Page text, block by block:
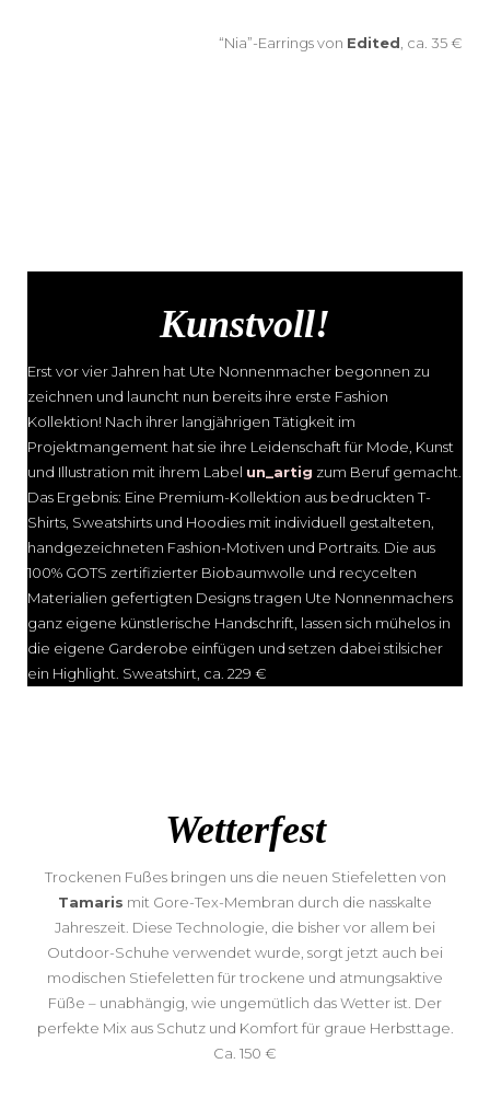
“Nia”-Earrings von Edited, ca. 35 €
Kunstvoll!
Erst vor vier Jahren hat Ute Nonnenmacher begonnen zu
zeichnen und launcht nun bereits ihre erste Fashion
Kollektion! Nach ihrer langjährigen Tätigkeit im
Projektmangement hat sie ihre Leidenschaft für Mode, Kunst
und Illustration mit ihrem Label un_artig zum Beruf gemacht.
Das Ergebnis: Eine Premium-Kollektion aus bedruckten T-
Shirts, Sweatshirts und Hoodies mit individuell gestalteten,
handgezeichneten Fashion-Motiven und Portraits. Die aus
100% GOTS zertifizierter Biobaumwolle und recycelten
Materialien gefertigten Designs tragen Ute Nonnenmachers
ganz eigene künstlerische Handschrift, lassen sich mühelos in
die eigene Garderobe einfügen und setzen dabei stilsicher
ein Highlight. Sweatshirt, ca. 229 €
Wetterfest
Trockenen Fußes bringen uns die neuen Stiefeletten von
Tamaris mit Gore-Tex-Membran durch die nasskalte
Jahreszeit. Diese Technologie, die bisher vor allem bei
Outdoor-Schuhe verwendet wurde, sorgt jetzt auch bei
modischen Stiefeletten für trockene und atmungsaktive
Füße – unabhängig, wie ungemütlich das Wetter ist. Der
perfekte Mix aus Schutz und Komfort für graue Herbsttage.
Ca. 150 €